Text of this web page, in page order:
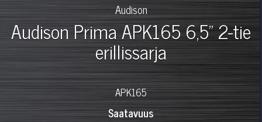
Audison
Audison Prima APK165 6,5" 2-tie
erillissarja
APK165
Saatavuus